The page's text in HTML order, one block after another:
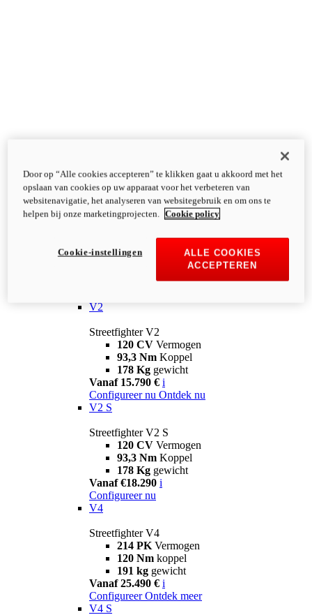
V2
Streetfighter V2
120 CV Vermogen
93,3 Nm Koppel
178 Kg gewicht
Vanaf 15.790 € i
Configureer nu Ontdek nu
V2 S
Streetfighter V2 S
120 CV Vermogen
93,3 Nm Koppel
178 Kg gewicht
Vanaf €18.290 i
Configureer nu
V4
Streetfighter V4
214 PK Vermogen
120 Nm koppel
191 kg gewicht
Vanaf 25.490 € i
Configureer Ontdek meer
V4 S
Door op “Alle cookies accepteren” te klikken gaat u akkoord met het
opslaan van cookies op uw apparaat voor het verbeteren van
websitenavigatie, het analyseren van websitegebruik en om ons te
helpen bij onze marketingprojecten.
Cookie policy
ALLE COOKIES
ACCEPTEREN
Cookie-instellingen